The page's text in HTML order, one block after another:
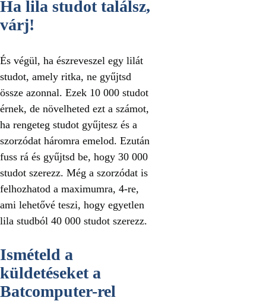
Ha lila studot találsz,
várj!
És végül, ha észreveszel egy lilát
studot, amely ritka, ne gyűjtsd
össze azonnal. Ezek 10 000 studot
érnek, de növelheted ezt a számot,
ha rengeteg studot gyűjtesz és a
szorzódat háromra emelod. Ezután
fuss rá és gyűjtsd be, hogy 30 000
studot szerezz. Még a szorzódat is
felhozhatod a maximumra, 4-re,
ami lehetővé teszi, hogy egyetlen
lila studból 40 000 studot szerezz.
Ismételd a
küldetéseket a
Batcomputer-rel